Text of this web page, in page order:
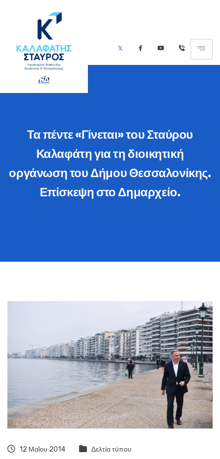
Τα πέντε «Γίνεται» του Σταύρου
Καλαφάτη για τη διοικητική
οργάνωση του Δήμου Θεσσαλονίκης.
Επίσκεψη στο Δημαρχείο.
12 Μαΐου 2014 Δελτία τύπου